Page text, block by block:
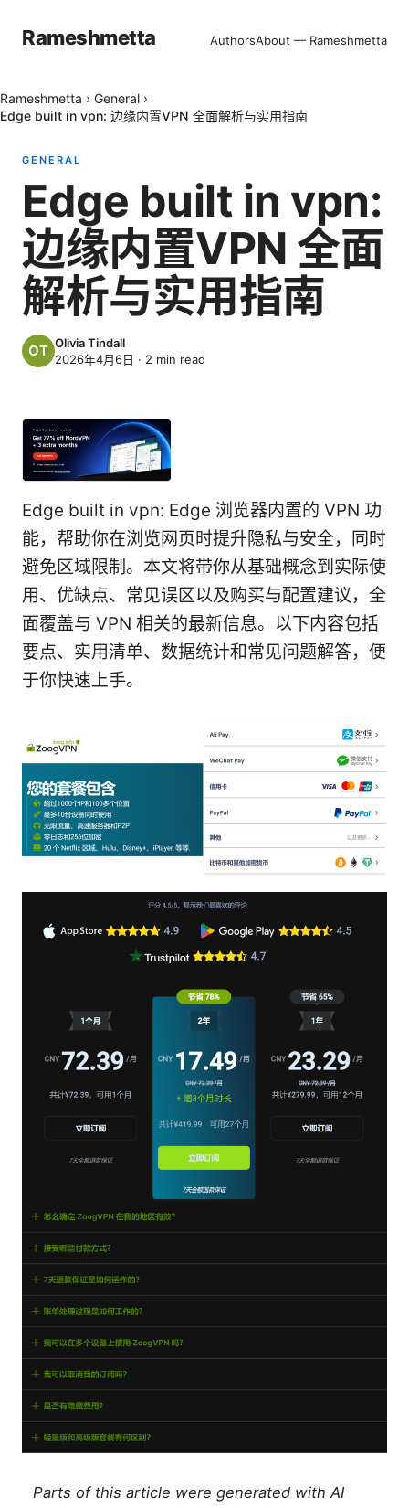
Rameshmetta AuthorsAbout — Rameshmetta
Rameshmetta › General ›
Edge built in vpn: 边缘内置VPN 全面解析与实用指南
GENERAL
Edge built in vpn:
边缘内置VPN 全面
解析与实用指南
Olivia Tindall
2026年4月6日 · 2 min read
Edge built in vpn: Edge 浏览器内置的 VPN 功
能，帮助你在浏览网页时提升隐私与安全，同时
避免区域限制。本文将带你从基础概念到实际使
用、优缺点、常见误区以及购买与配置建议，全
面覆盖与 VPN 相关的最新信息。以下内容包括
要点、实用清单、数据统计和常见问题解答，便
于你快速上手。
Parts of this article were generated with AI